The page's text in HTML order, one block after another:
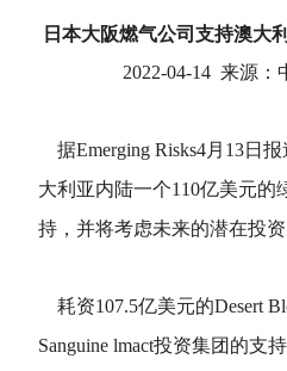
日本大阪燃气公司支持澳大
2022-04-14 来源：
据Emerging Risks4月13日
大利亚内陆一个110亿美元的
持，并将考虑未来的潜在投资
耗资107.5亿美元的Desert
Sanguine lmact投资集团的支